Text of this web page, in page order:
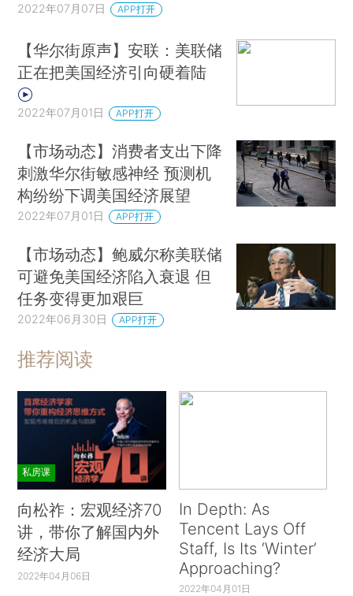
2022年07月07日 APP打开
【华尔街原声】安联：美联储
正在把美国经济引向硬着陆
2022年07月01日 APP打开
【市场动态】消费者支出下降
刺激华尔街敏感神经 预测机
构纷纷下调美国经济展望
2022年07月01日 APP打开
【市场动态】鲍威尔称美联储
可避免美国经济陷入衰退 但
任务变得更加艰巨
2022年06月30日 APP打开
推荐阅读
私房课
向松祚：宏观经济70
讲，带你了解国内外
经济大局
2022年04月06日
In Depth: As
Tencent Lays Off
Staff, Is Its ‘Winter’
Approaching?
2022年04月01日